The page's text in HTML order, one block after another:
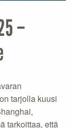
–
tarjolla kuusi
tarkoittaa, että